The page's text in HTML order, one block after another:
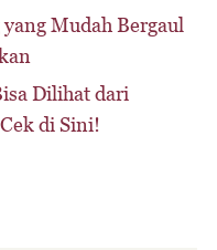
Mudah Bergaul
Dilihat dari
di Sini!